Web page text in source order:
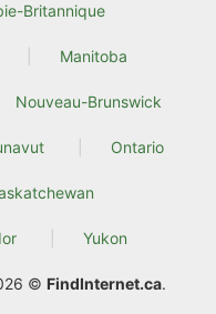
Britannique
Manitoba
Nouveau-Brunswick
Ontario
Yukon
© FindInternet.ca.